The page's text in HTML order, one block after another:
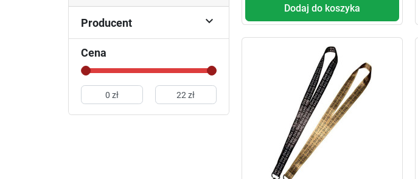
Producent 
Cena
Dodaj do koszyka